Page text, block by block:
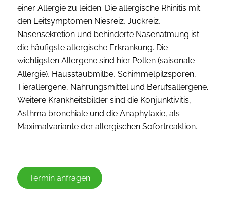
einer Allergie zu leiden. Die allergische Rhinitis mit
den Leitsymptomen Niesreiz, Juckreiz,
Nasensekretion und behinderte Nasenatmung ist
die häufigste allergische Erkrankung. Die
wichtigsten Allergene sind hier Pollen (saisonale
Allergie), Hausstaubmilbe, Schimmelpilzsporen,
Tierallergene, Nahrungsmittel und Berufsallergene.
Weitere Krankheitsbilder sind die Konjunktivitis,
Asthma bronchiale und die Anaphylaxie, als
Maximalvariante der allergischen Sofortreaktion.
Termin anfragen